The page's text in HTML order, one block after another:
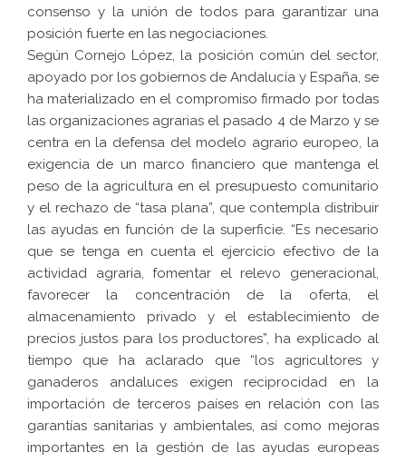
consenso y la unión de todos para garantizar una
posición fuerte en las negociaciones.
Según Cornejo López, la posición común del sector,
apoyado por los gobiernos de Andalucía y España, se
ha materializado en el compromiso firmado por todas
las organizaciones agrarias el pasado 4 de Marzo y se
centra en la defensa del modelo agrario europeo, la
exigencia de un marco financiero que mantenga el
peso de la agricultura en el presupuesto comunitario
y el rechazo de “tasa plana”, que contempla distribuir
las ayudas en función de la superficie. “Es necesario
que se tenga en cuenta el ejercicio efectivo de la
actividad agraria, fomentar el relevo generacional,
favorecer la concentración de la oferta, el
almacenamiento privado y el establecimiento de
precios justos para los productores”, ha explicado al
tiempo que ha aclarado que “los agricultores y
ganaderos andaluces exigen reciprocidad en la
importación de terceros países en relación con las
garantías sanitarias y ambientales, así como mejoras
importantes en la gestión de las ayudas europeas